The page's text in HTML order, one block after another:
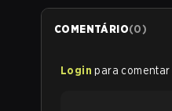
COMENTÁRIO(0)
Login para